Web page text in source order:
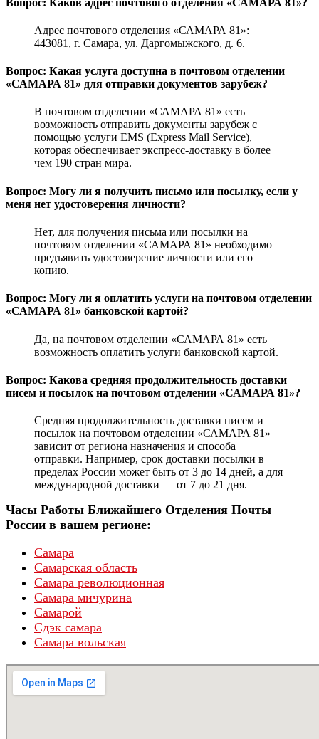
Адрес почтового отделения «САМАРА 81»:
443081, г. Самара, ул. Даргомыжского, д. 6.
Вопрос: Какая услуга доступна в почтовом отделении
«САМАРА 81» для отправки документов зарубеж?
В почтовом отделении «САМАРА 81» есть
возможность отправить документы зарубеж с
помощью услуги EMS (Express Mail Service),
которая обеспечивает экспресс-доставку в более
чем 190 стран мира.
Вопрос: Могу ли я получить письмо или посылку, если у
меня нет удостоверения личности?
Нет, для получения письма или посылки на
почтовом отделении «САМАРА 81» необходимо
предъявить удостоверение личности или его
копию.
Вопрос: Могу ли я оплатить услуги на почтовом отделении
«САМАРА 81» банковской картой?
Да, на почтовом отделении «САМАРА 81» есть
возможность оплатить услуги банковской картой.
Вопрос: Какова средняя продолжительность доставки
писем и посылок на почтовом отделении «САМАРА 81»?
Средняя продолжительность доставки писем и
посылок на почтовом отделении «САМАРА 81»
зависит от региона назначения и способа
отправки. Например, срок доставки посылки в
пределах России может быть от 3 до 14 дней, а для
международной доставки — от 7 до 21 дня.
Часы Работы Ближайшего Отделения Почты
России в вашем регионе:
Самара
Самарская область
Самара революционная
Самара мичурина
Самарой
Сдэк самара
Самара вольская